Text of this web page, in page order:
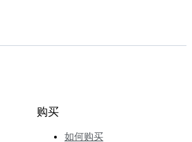
购买
如何购买